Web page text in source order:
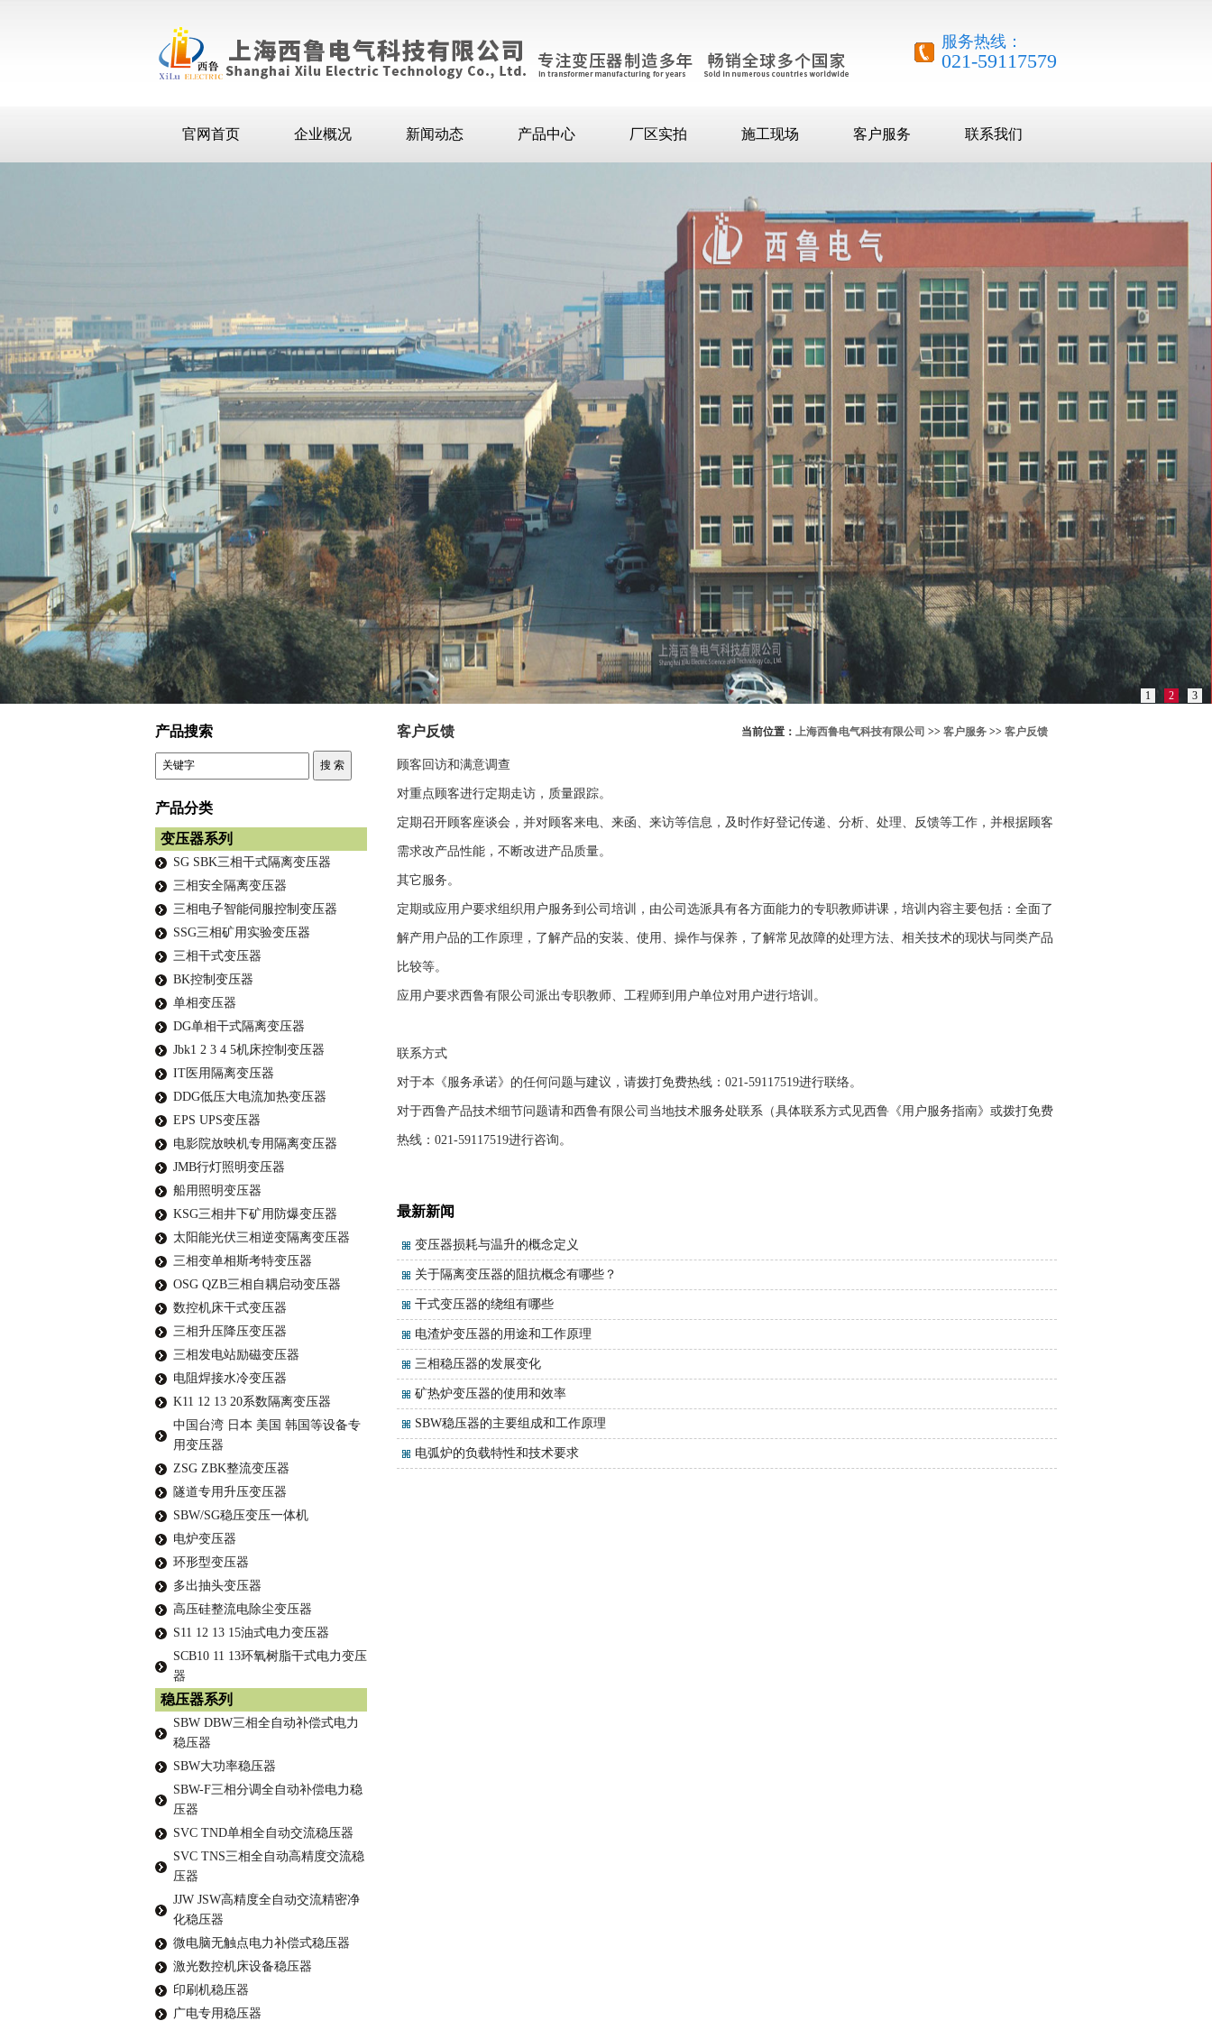
服务热线：
021-59117579
官网首页 企业概况 新闻动态 产品中心 厂区实拍 施工现场 客户服务 联系我们
1 2 3
当前位置： 上海西鲁电气科技有限公司 >> 客户服务 >> 客户反馈
客户反馈
顾客回访和满意调查
对重点顾客进行定期走访，质量跟踪。
定期召开顾客座谈会，并对顾客来电、来函、来访等信息，及时作好登记传递、分析、处理、反馈等工作，并根据顾客
需求改产品性能，不断改进产品质量。
其它服务。
定期或应用户要求组织用户服务到公司培训，由公司选派具有各方面能力的专职教师讲课，培训内容主要包括：全面了
解产用户品的工作原理，了解产品的安装、使用、操作与保养，了解常见故障的处理方法、相关技术的现状与同类产品
比较等。
应用户要求西鲁有限公司派出专职教师、工程师到用户单位对用户进行培训。
联系方式
对于本《服务承诺》的任何问题与建议，请拨打免费热线：021-59117519进行联络。
对于西鲁产品技术细节问题请和西鲁有限公司当地技术服务处联系（具体联系方式见西鲁《用户服务指南》或拨打免费
热线：021-59117519进行咨询。
最新新闻
变压器损耗与温升的概念定义
关于隔离变压器的阻抗概念有哪些？
干式变压器的绕组有哪些
电渣炉变压器的用途和工作原理
三相稳压器的发展变化
矿热炉变压器的使用和效率
SBW稳压器的主要组成和工作原理
电弧炉的负载特性和技术要求
产品搜索
产品分类
变压器系列
SG SBK三相干式隔离变压器
三相安全隔离变压器
三相电子智能伺服控制变压器
SSG三相矿用实验变压器
三相干式变压器
BK控制变压器
单相变压器
DG单相干式隔离变压器
Jbk1 2 3 4 5机床控制变压器
IT医用隔离变压器
DDG低压大电流加热变压器
EPS UPS变压器
电影院放映机专用隔离变压器
JMB行灯照明变压器
船用照明变压器
KSG三相井下矿用防爆变压器
太阳能光伏三相逆变隔离变压器
三相变单相斯考特变压器
OSG QZB三相自耦启动变压器
数控机床干式变压器
三相升压降压变压器
三相发电站励磁变压器
电阻焊接水冷变压器
K11 12 13 20系数隔离变压器
中国台湾 日本 美国 韩国等设备专
用变压器
ZSG ZBK整流变压器
隧道专用升压变压器
SBW/SG稳压变压一体机
电炉变压器
环形型变压器
多出抽头变压器
高压硅整流电除尘变压器
S11 12 13 15油式电力变压器
SCB10 11 13环氧树脂干式电力变压
器
稳压器系列
SBW DBW三相全自动补偿式电力
稳压器
SBW大功率稳压器
SBW-F三相分调全自动补偿电力稳
压器
SVC TND单相全自动交流稳压器
SVC TNS三相全自动高精度交流稳
压器
JJW JSW高精度全自动交流精密净
化稳压器
微电脑无触点电力补偿式稳压器
激光数控机床设备稳压器
印刷机稳压器
广电专用稳压器